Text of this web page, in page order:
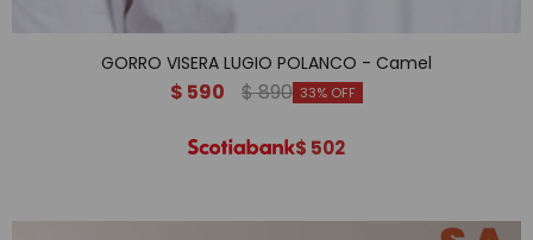
GORRO VISERA LUGIO POLANCO - Camel
$ 590 $890 33
$ 502